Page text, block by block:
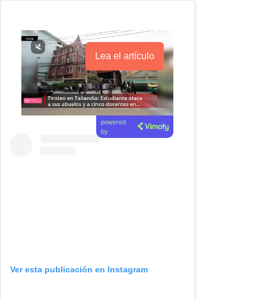
Lea el artículo
powered
by
Ver esta publicación en Instagram